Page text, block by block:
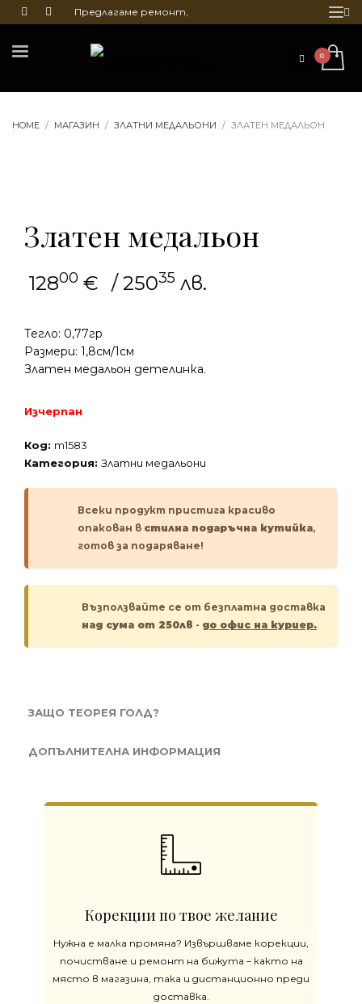
Предлагаме ремонт,
на бижута
HOME МАГАЗИН ЗЛАТНИ МЕДАЛЬОНИ ЗЛАТЕН МЕДАЛЬОН
Златен медальон
12800 € / 25035 лв.
Тегло: 0,77гр
Размери: 1,8см/1см
Златен медальон детелинка.
Изчерпан
Код: m1583
Категория: Златни медальони
Всеки продукт пристига красиво
опакован в стилна подаръчна кутийка,
готов за подаряване!
Възползвайте се от безплатна доставка
над сума от 250лв - до офис на куриер.
ЗАЩО ТЕОРЕЯ ГОЛД?
ДОПЪЛНИТЕЛНА ИНФОРМАЦИЯ
Корекции по твое желание
Нужна е малка промяна? Извършваме корекции,
почистване и ремонт на бижута – както на
място в магазина, така и дистанционно преди
доставка.